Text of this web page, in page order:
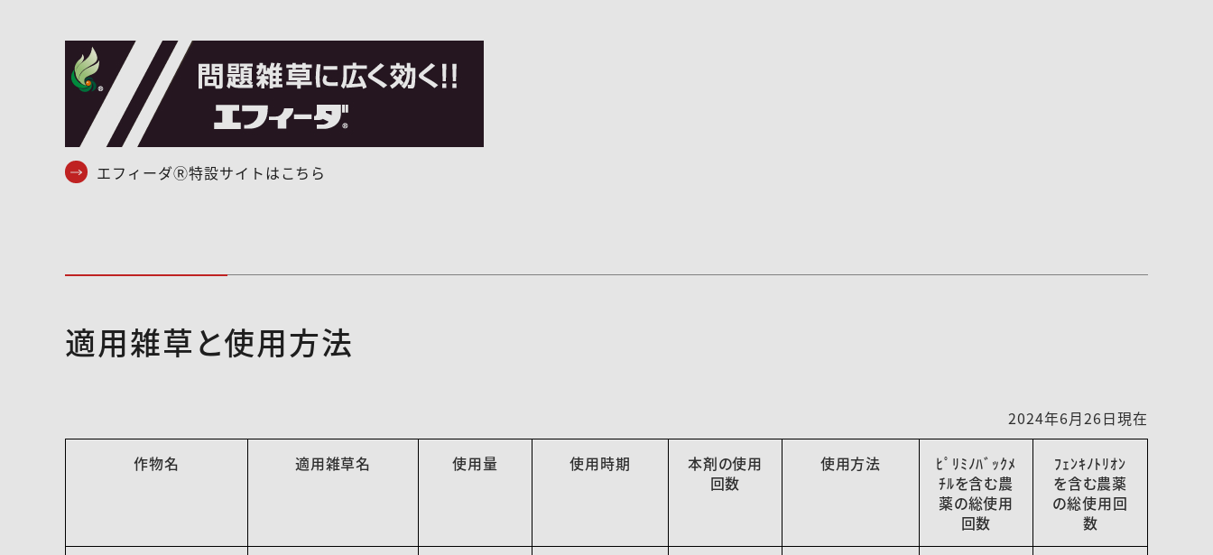
エフィーダⓇ特設サイトはこちら
適用雑草と使用方法
2024年6月26日現在
作物名 適用雑草名 使用量 使用時期
本剤の使用
回数
使用方法
ﾋﾟﾘﾐﾉﾊﾞｯｸﾒ
ﾁﾙを含む農
薬の総使用
回数
ﾌｪﾝｷﾉﾄﾘｵﾝ
を含む農薬
の総使用回
数